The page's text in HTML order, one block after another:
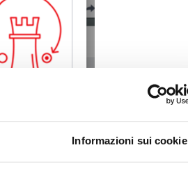
Informazioni sui cookie